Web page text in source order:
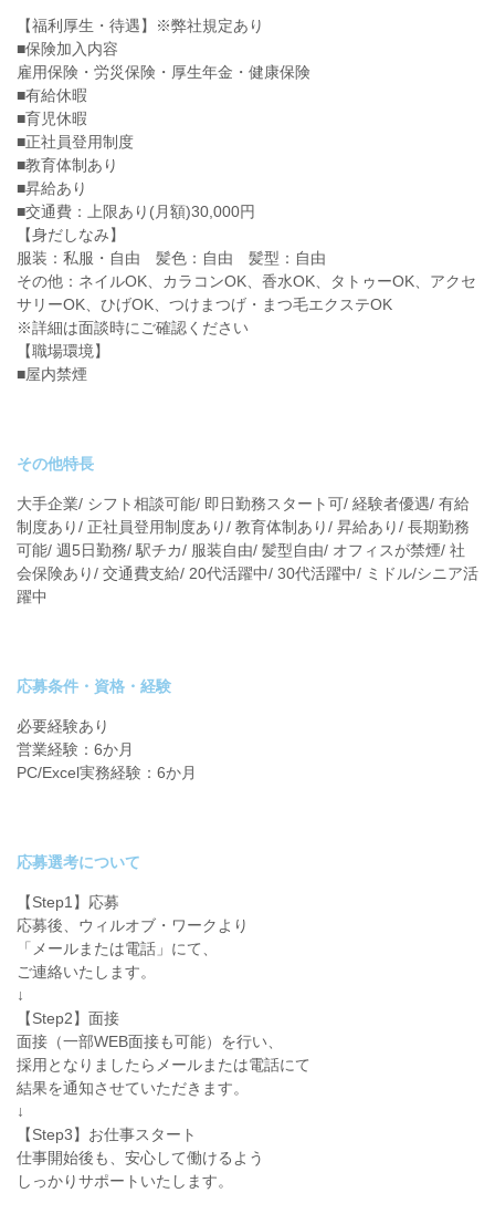
【福利厚生・待遇】※弊社規定あり
■保険加入内容
雇用保険・労災保険・厚生年金・健康保険
■有給休暇
■育児休暇
■正社員登用制度
■教育体制あり
■昇給あり
■交通費：上限あり(月額)30,000円
【身だしなみ】
服装：私服・自由 髪色：自由 髪型：自由
その他：ネイルOK、カラコンOK、香水OK、タトゥーOK、アクセ
サリーOK、ひげOK、つけまつげ・まつ毛エクステOK
※詳細は面談時にご確認ください
【職場環境】
■屋内禁煙
その他特長
大手企業/ シフト相談可能/ 即日勤務スタート可/ 経験者優遇/ 有給
制度あり/ 正社員登用制度あり/ 教育体制あり/ 昇給あり/ 長期勤務
可能/ 週5日勤務/ 駅チカ/ 服装自由/ 髪型自由/ オフィスが禁煙/ 社
会保険あり/ 交通費支給/ 20代活躍中/ 30代活躍中/ ミドル/シニア活
躍中
応募条件・資格・経験
必要経験あり
営業経験：6か月
PC/Excel実務経験：6か月
応募選考について
【Step1】応募
応募後、ウィルオブ・ワークより
「メールまたは電話」にて、
ご連絡いたします。
↓
【Step2】面接
面接（一部WEB面接も可能）を行い、
採用となりましたらメールまたは電話にて
結果を通知させていただきます。
↓
【Step3】お仕事スタート
仕事開始後も、安心して働けるよう
しっかりサポートいたします。